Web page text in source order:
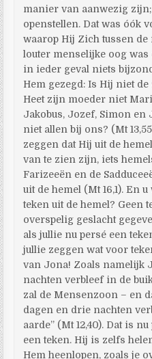
manier van aanwezig
openstellen. Dat was óók
waarop Hij Zich tussen de
louter menselijke oog
in ieder geval niets
Hem gezegd: Is Hij niet
Heet zijn moeder niet
Jakobus, Jozef, Simon en
niet allen bij ons? (Mt
zeggen dat Hij uit de
van te zien zijn, iets
Farizeeën en de
uit de hemel (Mt 16,1). En
teken uit de hemel? Geen
overspelig geslacht
als jullie nu persé een
jullie zeggen wat voor
van Jona! Zoals namelijk
nachten verbleef in de
zal de Mensenzoon – en
dagen en drie nachten
aarde” (Mt 12,40). Dat is
een teken. Hij is zelfs
Hem heenlopen, zoals je